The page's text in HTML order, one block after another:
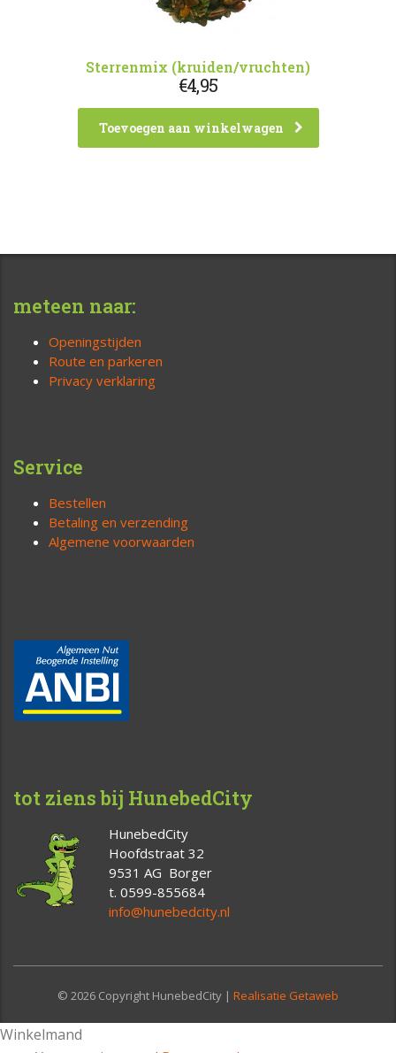
Sterrenmix (kruiden/vruchten)
€4,95
Toevoegen aan winkelwagen
meteen naar:
Openingstijden
Route en parkeren
Privacy verklaring
Service
Bestellen
Betaling en verzending
Algemene voorwaarden
tot ziens bij HunebedCity
HunebedCity
Hoofdstraat 32
9531 AG Borger
t. 0599-855684
info@hunebedcity.nl
© 2026 Copyright HunebedCity | Realisatie Getaweb
Winkelmand